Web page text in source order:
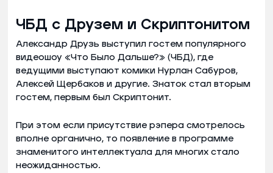
ЧБД с Друзем и Скриптонитом
Александр Друзь выступил гостем популярного
видеошоу «Что Было Дальше?» (ЧБД), где
ведущими выступают комики Нурлан Сабуров,
Алексей Щербаков и другие. Знаток стал вторым
гостем, первым был Скриптонит.
При этом если присутствие рэпера смотрелось
вполне органично, то появление в программе
знаменитого интеллектуала для многих стало
неожиданностью.